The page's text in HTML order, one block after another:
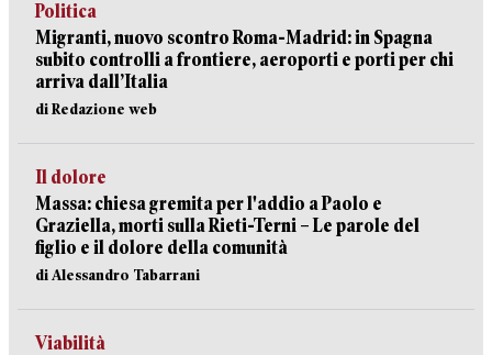
Politica
Migranti, nuovo scontro Roma-Madrid: in Spagna
subito controlli a frontiere, aeroporti e porti per chi
arriva dall’Italia
di Redazione web
Il dolore
Massa: chiesa gremita per l'addio a Paolo e
Graziella, morti sulla Rieti-Terni – Le parole del
figlio e il dolore della comunità
di Alessandro Tabarrani
Viabilità